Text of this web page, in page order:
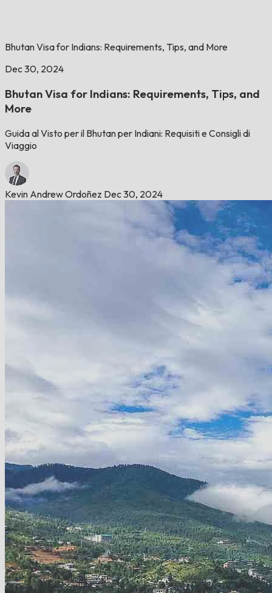
Bhutan Visa for Indians: Requirements, Tips, and More
Dec 30, 2024
Bhutan Visa for Indians: Requirements, Tips, and
More
Guida al Visto per il Bhutan per Indiani: Requisiti e Consigli di
Viaggio
Kevin Andrew Ordoñez Dec 30, 2024